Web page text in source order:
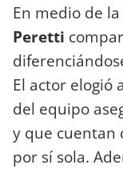
En medio de
Peretti
El actor elogió a
del equipo
y que cuentan
por sí sola.